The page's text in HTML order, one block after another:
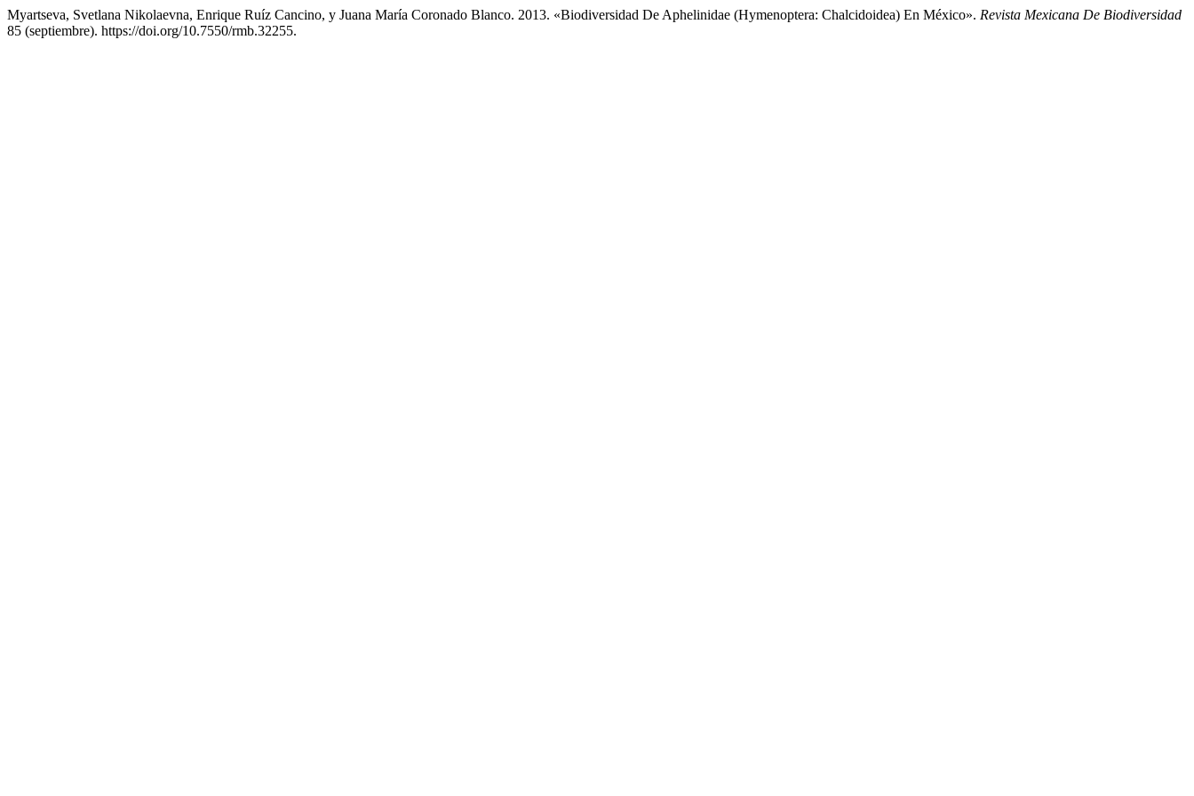
Myartseva, Svetlana Nikolaevna, Enrique Ruíz Cancino, y Juana María Coronado Blanco. 2013. «Biodiversidad De Aphelinidae (Hymenoptera: Chalcidoidea) En México». Revista Mexicana De Biodiversidad
85 (septiembre). https://doi.org/10.7550/rmb.32255.